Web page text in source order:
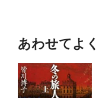
あわせてよ